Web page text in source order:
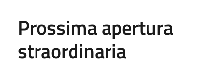
Prossima apertura
straordinaria